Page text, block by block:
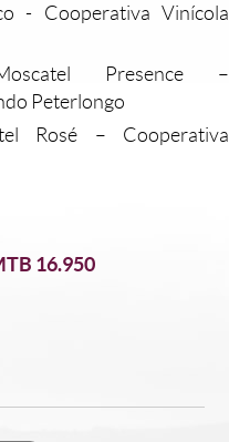
- Cooperativa Vinícola
Presence –
Peterlongo
Rosé – Cooperativa
16.950